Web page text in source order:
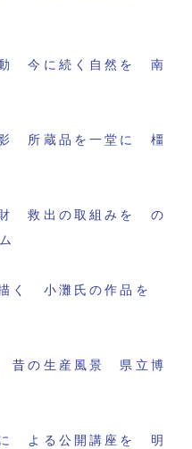
動 今に続く自然を 南
影 所蔵品を一堂に 橿
財 救出の取組みを の
描く 小灘氏の作品を
昔の生産風景 県立博
に よる公開講座を 明